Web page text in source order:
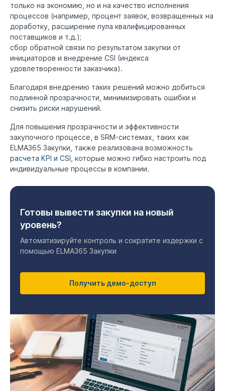
только на экономию, но и на качество исполнения
процессов (например, процент заявок, возвращенных на
доработку, расширение пула квалифицированных
поставщиков и т.д.);
сбор обратной связи по результатом закупки от
инициаторов и внедрение CSI (индекса
удовлетворенности заказчика).
Благодаря внедрению таких решений можно добиться
подлинной прозрачности, минимизировать ошибки и
снизить риски нарушений.
Для повышения прозрачности и эффективности
закупочного процессе, в SRM-системах, таких как
ELMA365 Закупки, также реализована возможность
расчета KPI и CSI , которые можно гибко настроить под
индивидуальные процессы в компании.
Готовы вывести закупки на новый
уровень?
Автоматизируйте контроль и сократите издержки с
помощью ELMA365 Закупки
Получить демо-доступ